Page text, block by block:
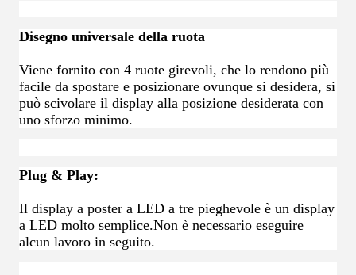
Disegno universale della ruota
Viene fornito con 4 ruote girevoli, che lo rendono più
facile da spostare e posizionare ovunque si desidera, si
può scivolare il display alla posizione desiderata con
uno sforzo minimo.
Plug & Play:
Il display a poster a LED a tre pieghevole è un display
a LED molto semplice.Non è necessario eseguire
alcun lavoro in seguito.